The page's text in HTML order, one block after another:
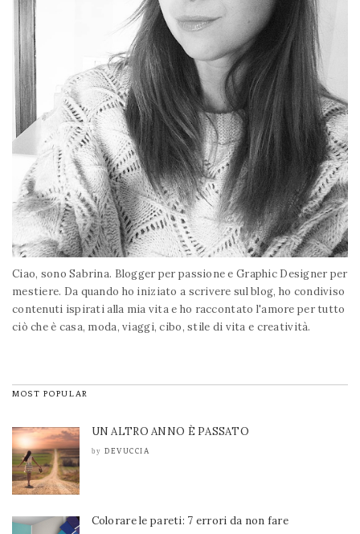
Ciao, sono Sabrina. Blogger per passione e Graphic Designer per
mestiere. Da quando ho iniziato a scrivere sul blog, ho condiviso
contenuti ispirati alla mia vita e ho raccontato l'amore per tutto
ciò che è casa, moda, viaggi, cibo, stile di vita e creatività.
MOST POPULAR
UN ALTRO ANNO È PASSATO
by DEVUCCIA
Colorare le pareti: 7 errori da non fare